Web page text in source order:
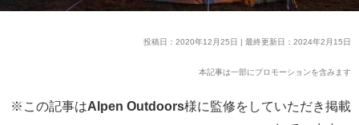
投稿日：2020年12月25日 | 最終更新日：2024年2月15日
本記事は一部にプロモーションを含みます
※この記事はAlpen Outdoors様に監修をしていただき掲載